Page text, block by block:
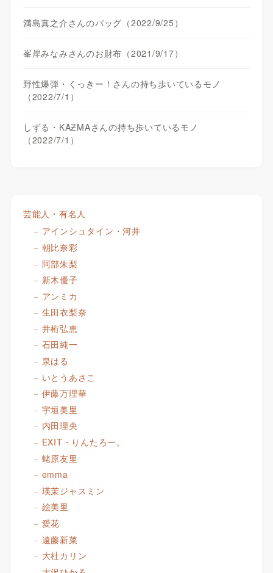
満島真之介さんのバッグ（2022/9/25）
峯岸みなみさんのお財布（2021/9/17）
野性爆弾・くっきー！さんの持ち歩いているモノ
（2022/7/1）
しずる・KAƵMAさんの持ち歩いているモノ
（2022/7/1）
芸能人・有名人
アインシュタイン・河井
朝比奈彩
阿部朱梨
新木優子
アンミカ
生田衣梨奈
井桁弘恵
石田純一
泉はる
いとうあさこ
伊藤万理華
宇垣美里
内田理央
EXIT・りんたろー。
蛯原友里
emma
瑛茉ジャスミン
絵美里
愛花
遠藤新菜
大社カリン